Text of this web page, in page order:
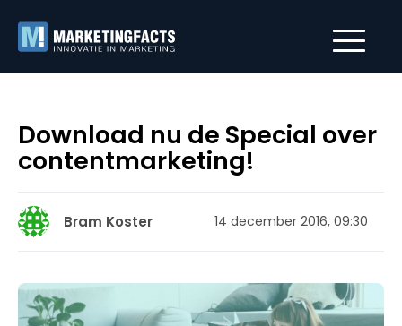
Download nu de Special over
contentmarketing!
Bram Koster 14 december 2016, 09:30